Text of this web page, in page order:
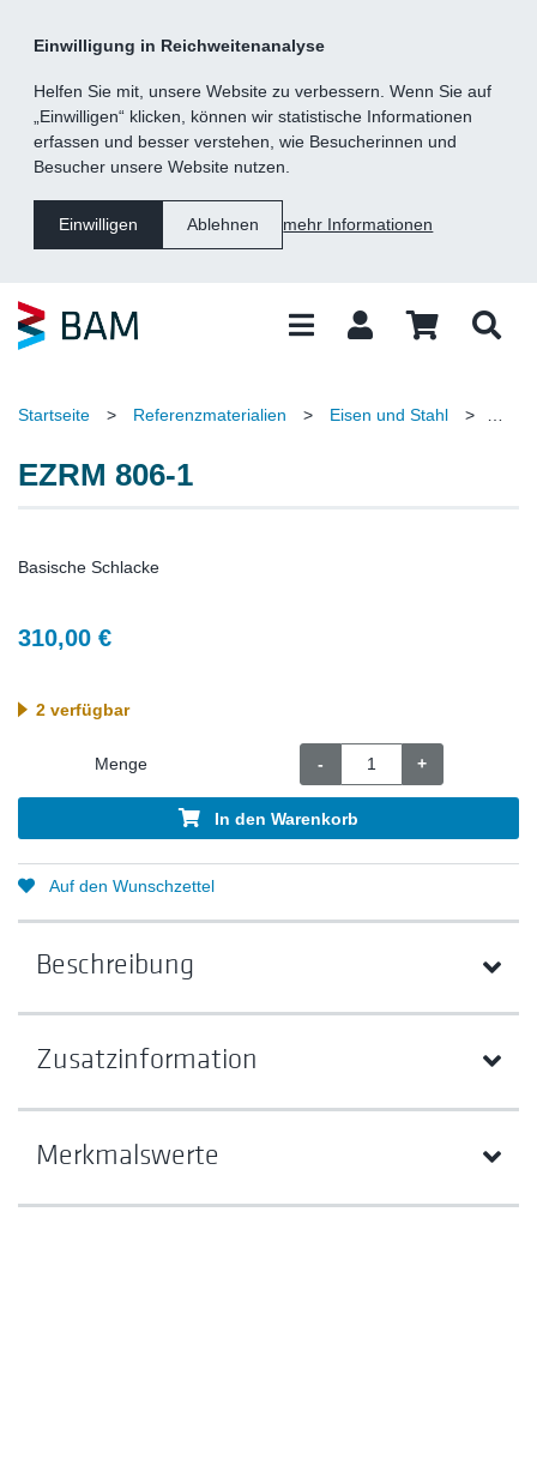
Einwilligung in Reichweitenanalyse
Helfen Sie mit, unsere Website zu verbessern. Wenn Sie auf
„Einwilligen“ klicken, können wir statistische Informationen
erfassen und besser verstehen, wie Besucherinnen und
Besucher unsere Website nutzen.
Einwilligen Ablehnen mehr Informationen
Suche
Inhalt
Kategorie
Fußzeile
Startseite > Referenzmaterialien > Eisen und Stahl
>
EZRM 806-1
Basische Schlacke
310,00 €
2 verfügbar
Menge - +
In den Warenkorb
Auf den Wunschzettel
Beschreibung
Zusatzinformation
Merkmalswerte